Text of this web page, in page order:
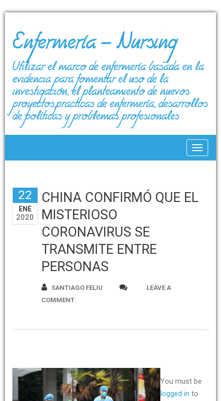
Enfermería – Nursing
Utilizar el marco de enfermería basada en la
evidencia para fomentar el uso de la
investigación, el planteamiento de nuevos
proyectos,prácticas de enfermería, desarrollos
de políticas y problemas profesionales
22
ENE
2020
CHINA CONFIRMÓ QUE EL
MISTERIOSO
CORONAVIRUS SE
TRANSMITE ENTRE
PERSONAS
SANTIAGO FELIU
LEAVE A
COMMENT
You must be
logged in to